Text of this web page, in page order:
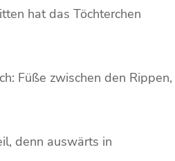
hat das Töchterchen
Füße zwischen den Rippen,
denn auswärts in